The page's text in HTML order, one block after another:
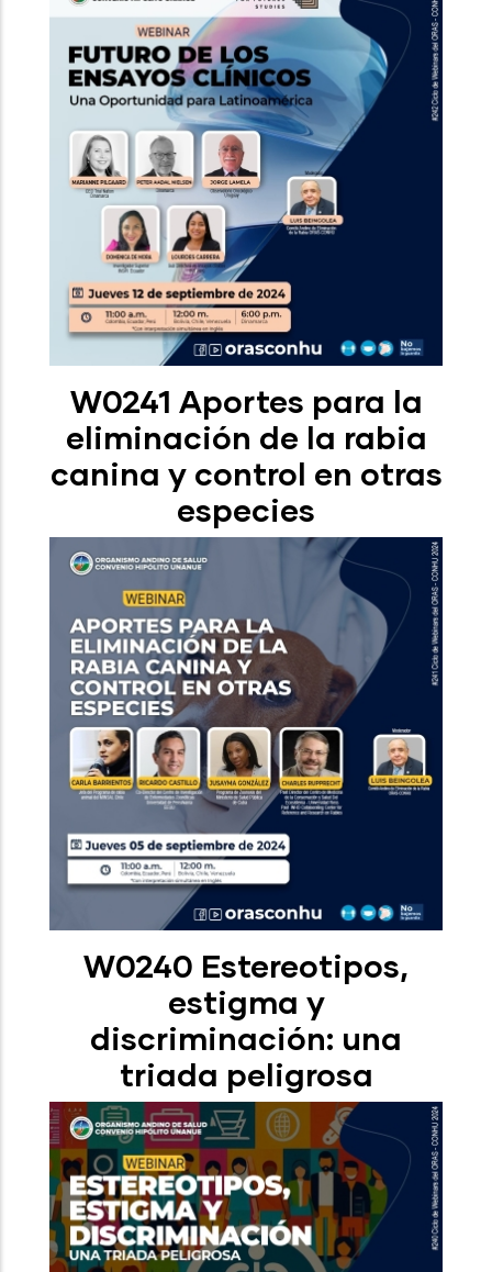
W0241 Aportes para la
eliminación de la rabia
canina y control en otras
especies
W0240 Estereotipos,
estigma y
discriminación: una
triada peligrosa